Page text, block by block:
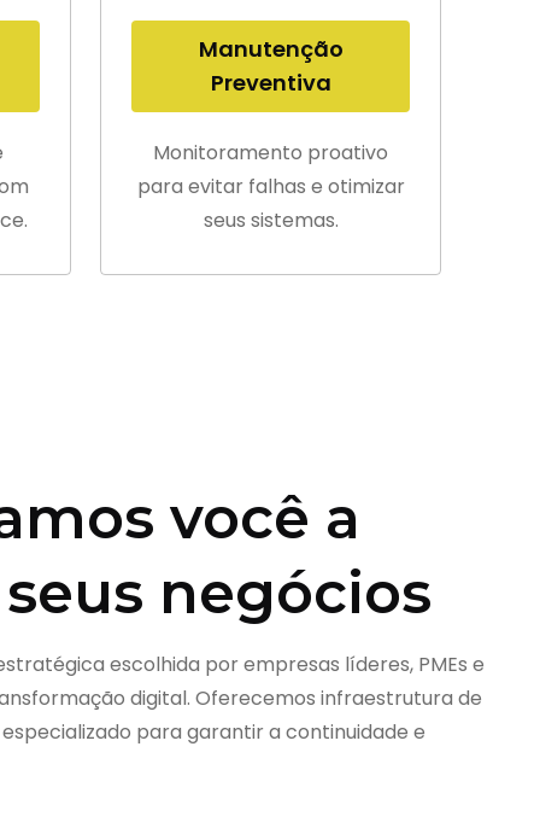
Manutenção
Preventiva
Monitoramento proativo
para evitar falhas e otimizar
seus sistemas.
você a
negócios
escolhida por empresas líderes, PMEs e
digital. Oferecemos infraestrutura de
para garantir a continuidade e